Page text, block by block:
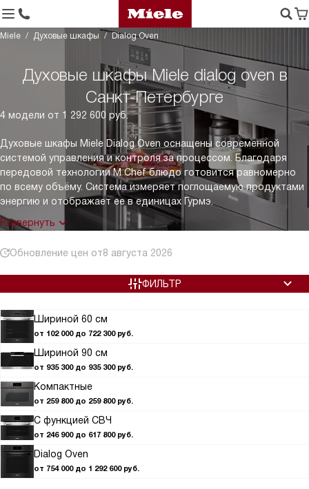
Miele Духовые шкафы Dialog Oven
Духовые шкафы Miele dialog oven в
Санкт-Петербурге
4 модели от 1 292 600 руб.
Духовые шкафы Miele Dialog Oven оснащены современной
системой управления и контроля за процессом. Благодаря
передовой технологии M Chef блюдо готовится равномерно
по всему объёму. Система измеряет поглощаемую продуктами
энергию и отображает ее в единицах Гурмэ.
Развернуть
Обновление цен от8 августа 2026
Шириной 60 см
от 102 000 до 722 300 руб.
Шириной 90 см
от 935 300 до 935 300 руб.
Компактные
от 259 800 до 259 800 руб.
С функцией СВЧ
от 246 900 до 617 800 руб.
Dialog Oven
от 754 000 до 1 292 600 руб.
ФИЛЬТР